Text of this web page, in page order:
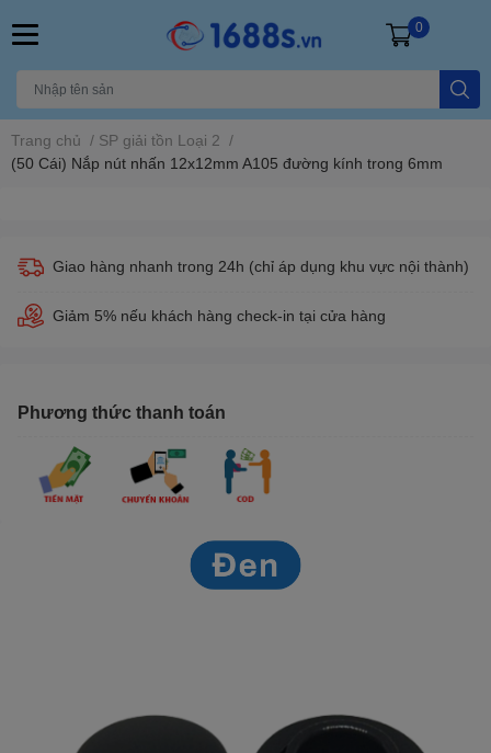
0
Trang chủ / SP giải tồn Loại 2 /
(50 Cái) Nắp nút nhấn 12x12mm A105 đường kính trong 6mm
Giao hàng nhanh trong 24h (chỉ áp dụng khu vực nội thành)
Giảm 5% nếu khách hàng check-in tại cửa hàng
Phương thức thanh toán